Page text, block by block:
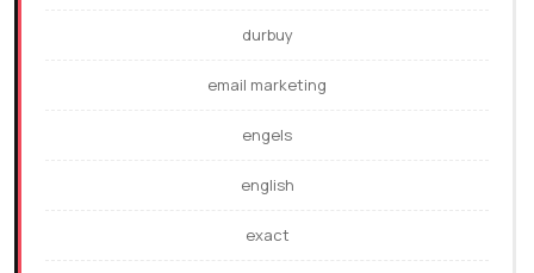
durbuy
email marketing
engels
english
exact